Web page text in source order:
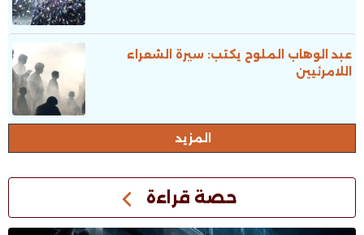
عبد الوهاب الملوح يكتب: سيرة الشعراء
اللامرئيين
المزيد
حصة قراءة